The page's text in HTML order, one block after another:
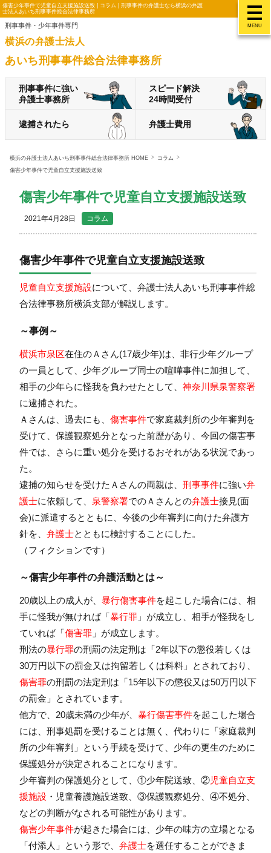
MENU
傷害少年事件で児童自立支援施設送致 | コラム | 刑事事件の弁護士なら横浜の弁護
士法人あいち刑事事件総合法律事務所
刑事事件・少年事件専門
横浜の弁護士法人
あいち刑事事件総合法律事務所
刑事事件に強い
弁護士事務所
スピード解決
24時間受付
逮捕されたら 弁護士費用
横浜の弁護士法人あいち刑事事件総合法律事務所 HOME
コラム
傷害少年事件で児童自立支援施設送致
傷害少年事件で児童自立支援施設送致
2021年4月28日 コラム
傷害少年事件で児童自立支援施設送致
児童自立支援施設について、 弁護士法人あいち刑事事件総
合法律事務所横浜支部が解説します。
～事例～
横浜市泉区在住のＡさん(17歳少年)は、非行少年グループ
の一員として、少年グループ同士の喧嘩事件に加担して、
相手の少年らに怪我を負わせたとして、 神奈川県泉警察署
に逮捕された。
Ａさんは、過去にも、 傷害事件で家庭裁判所の少年審判を
受けて、保護観察処分となった前歴があり、今回の傷害事
件では、さらに重い処分を受けるおそれがある状況であっ
た。
逮捕の知らせを受けたＡさんの両親は、 刑事事件に強い弁
護士に依頼して、 泉警察署でのＡさんとの弁護士接見(面
会)に派遣するとともに、今後の少年審判に向けた弁護方
針を、 弁護士とともに検討することにした。
（フィクションです）
～傷害少年事件の弁護活動とは～
20歳以上の成人が、 暴行傷害事件を起こした場合には、相
手に怪我が無ければ「暴行罪 」が成立し、相手が怪我をし
ていれば「傷害罪 」が成立します。
刑法の暴行罪の刑罰の法定刑は「2年以下の懲役若しくは
30万円以下の罰金又は拘留若しくは科料 」とされており、
傷害罪の刑罰の法定刑は「15年以下の懲役又は50万円以下
の罰金 」とされています。
他方で、20歳未満の少年が、 暴行傷害事件を起こした場合
には、刑事処罰を受けることは無く、代わりに「家庭裁判
所の少年審判」という手続を受けて、少年の更生のために
保護処分が決定されることになります。
少年審判の保護処分として、①少年院送致、②児童自立支
援施設 ・児童養護施設送致、③保護観察処分、④不処分、
などの判断がなされる可能性があります。
傷害少年事件が起きた場合には、少年の味方の立場となる
「付添人」という形で、 弁護士を選任することができま